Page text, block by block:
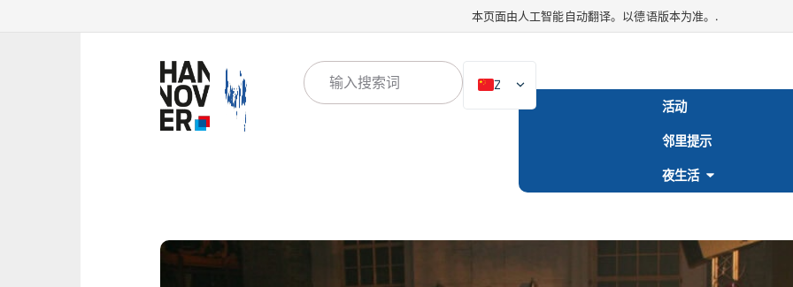
本页面由人工智能自动翻译。以德语版本为准。.
DE
活动
邻里提示
夜生活